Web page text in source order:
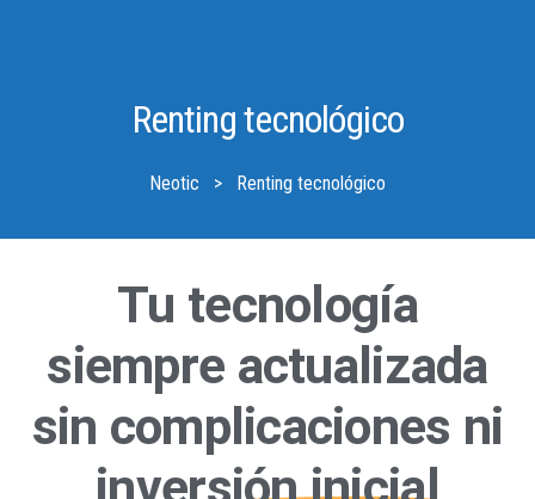
Renting tecnológico
Neotic > Renting tecnológico
Tu tecnología
siempre actualizada
sin complicaciones ni
inversión inicial